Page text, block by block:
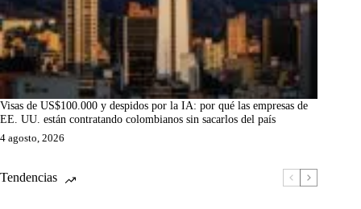
Visas de US$100.000 y despidos por la IA: por qué las empresas de
EE. UU. están contratando colombianos sin sacarlos del país
4 agosto, 2026
Tendencias